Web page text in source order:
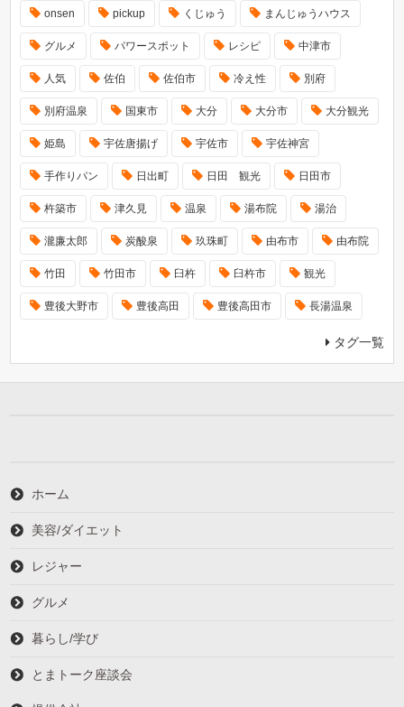
onsen pickup くじゅう まんじゅうハウス
グルメ パワースポット レシピ 中津市
人気 佐伯 佐伯市 冷え性 別府
別府温泉 国東市 大分 大分市 大分観光
姫島 宇佐唐揚げ 宇佐市 宇佐神宮
手作りパン 日出町 日田 観光 日田市
杵築市 津久見 温泉 湯布院 湯治
瀧廉太郎 炭酸泉 玖珠町 由布市 由布院
竹田 竹田市 臼杵 臼杵市 観光
豊後大野市 豊後高田 豊後高田市 長湯温泉
タグ一覧
ホーム
美容/ダイエット
レジャー
グルメ
暮らし/学び
とまトーク座談会